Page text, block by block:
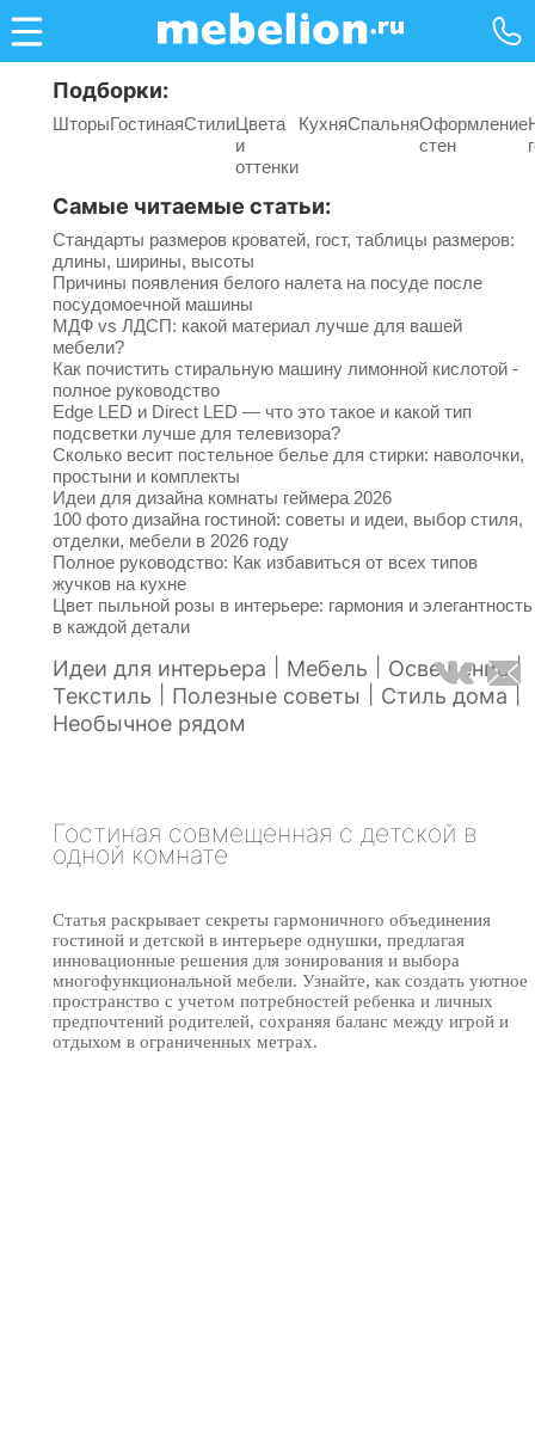
Подборки:
ШторыГостинаяСтилиЦвета
и
оттенки
КухняСпальняОформление
стен
Самые читаемые статьи:
Стандарты размеров кроватей, гост, таблицы размеров:
длины, ширины, высоты
Причины появления белого налета на посуде после
посудомоечной машины
МДФ vs ЛДСП: какой материал лучше для вашей
мебели?
Как почистить стиральную машину лимонной кислотой -
полное руководство
Edge LED и Direct LED — что это такое и какой тип
подсветки лучше для телевизора?
Сколько весит постельное белье для стирки: наволочки,
простыни и комплекты
Идеи для дизайна комнаты геймера 2026
100 фото дизайна гостиной: советы и идеи, выбор стиля,
отделки, мебели в 2026 году
Полное руководство: Как избавиться от всех типов
жучков на кухне
Цвет пыльной розы в интерьере: гармония и элегантность
в каждой детали
Идеи для интерьера Мебель Освещение |
Текстиль Полезные советы Стиль дома
Необычное рядом
Гостиная совмещенная с детской в
одной комнате
Статья раскрывает секреты гармоничного объединения
гостиной и детской в интерьере однушки, предлагая
инновационные решения для зонирования и выбора
многофункциональной мебели. Узнайте, как создать уютное
пространство с учетом потребностей ребенка и личных
предпочтений родителей, сохраняя баланс между игрой и
отдыхом в ограниченных метрах.